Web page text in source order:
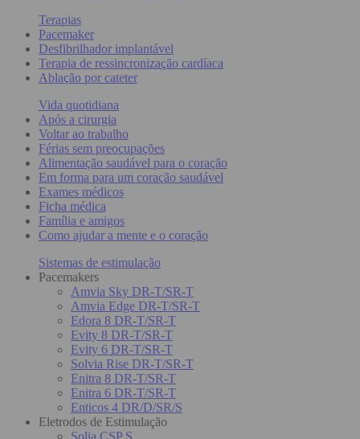
Terapias
Pacemaker
Desfibrilhador implantável
Terapia de ressincronização cardíaca
Ablação por cateter
Vida quotidiana
Após a cirurgia
Voltar ao trabalho
Férias sem preocupações
Alimentação saudável para o coração
Em forma para um coração saudável
Exames médicos
Ficha médica
Família e amigos
Como ajudar a mente e o coração
Sistemas de estimulação
Pacemakers
Amvia Sky DR-T/SR-T
Amvia Edge DR-T/SR-T
Edora 8 DR-T/SR-T
Evity 8 DR-T/SR-T
Evity 6 DR-T/SR-T
Solvia Rise DR-T/SR-T
Enitra 8 DR-T/SR-T
Enitra 6 DR-T/SR-T
Enticos 4 DR/D/SR/S
Eletrodos de Estimulação
Solia CSP S